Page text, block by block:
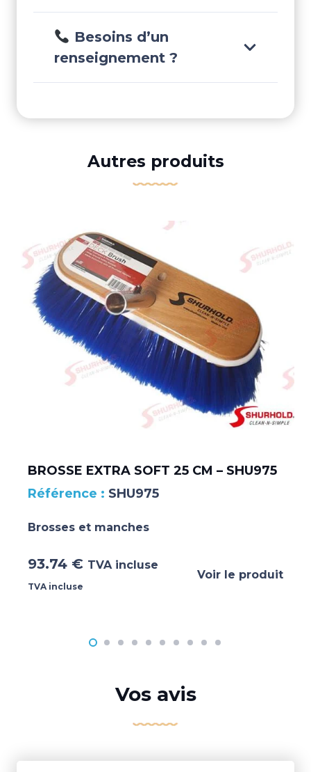
Besoins d’un
renseignement ?
Autres produits
BROSSE EXTRA SOFT 25 CM – SHU975
SHU975
Brosses et manches
93.74 € TVA incluse
TVA incluse
Voir le produit
Vos avis